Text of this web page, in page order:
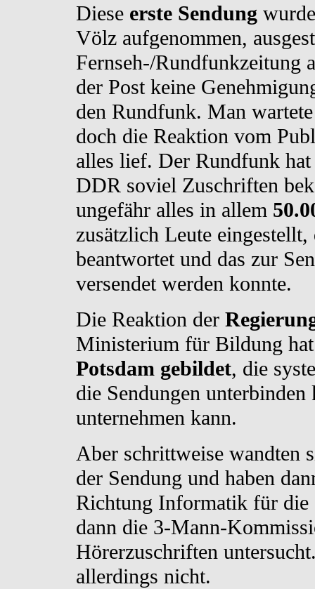
Diese erste Sendung
Völz aufgenommen,
Fernseh-/Rundfunkzeitung
der Post keine
den Rundfunk. Man
doch die Reaktion vom
alles lief. Der Rundfunk
DDR soviel Zuschriften
ungefähr alles in allem
zusätzlich Leute
beantwortet und das zur
versendet werden konnte.
Die Reaktion der
Ministerium für Bildung
Potsdam gebildet, die
die Sendungen
unternehmen kann.
Aber schrittweise wandten
der Sendung und haben
Richtung Informatik für die
dann die 3-Mann-
Hörerzuschriften
allerdings nicht.